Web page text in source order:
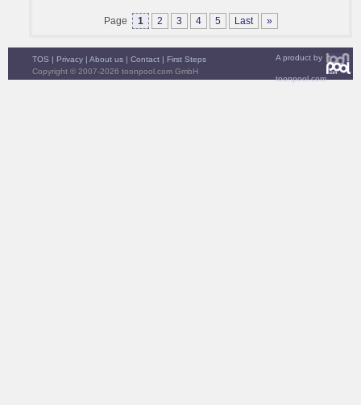
Page 1 2 3 4 5 Last »
A product by
toonpool.com
TOS | Privacy | About us | Contact | First Steps
Copyright © 2007-2026 toonpool.com GmbH